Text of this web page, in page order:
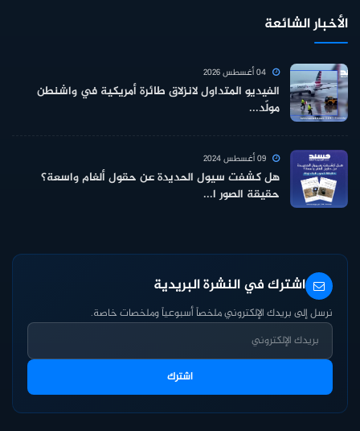
الأخبار الشائعة
الفيديو المتداول لانزلاق طائرة أمريكية في واشنطن
مولّد...
هل كشفت سيول الحديدة عن حقول ألغام واسعة؟
حقيقة الصور ا...
اشترك في النشرة البريدية
نرسل إلى بريدك الإلكتروني ملخصاً أسبوعياً وملخصات خاصة.
اشترك